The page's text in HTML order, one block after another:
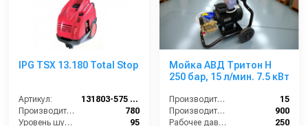
IPG TSX 13.180 Total Stop
Артикул:
131803-575 TSX
Производительность (л/ч):
780
Уровень шума (дБ):
95
Мойка АВД Тритон H
250 бар, 15 л/мин. 7.5 кВт
Производительность (л/мин):
15
Производительность (л/ч):
900
Рабочее давление (бар):
250